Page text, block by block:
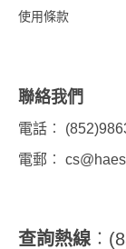
使用條款
聯絡我們
電話︰
電郵︰
查詢熱線